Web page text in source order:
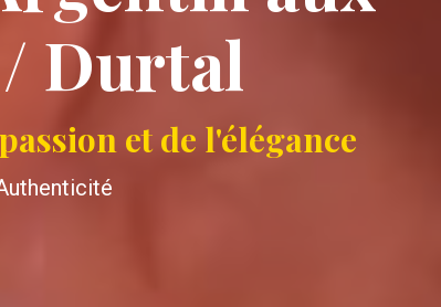
Durtal
et de l'élégance